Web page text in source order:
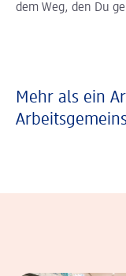
dem Weg, den Du
Mehr als ein